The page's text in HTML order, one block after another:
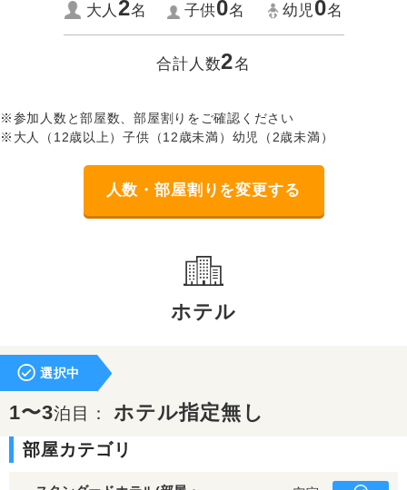
大人2名 子供0名 幼児0名
合計人数2名
※参加人数と部屋数、部屋割りをご確認ください
※大人（12歳以上）子供（12歳未満）幼児（2歳未満）
人数・部屋割りを変更する
ホテル
選択中
1〜3泊目：ホテル指定無し
部屋カテゴリ